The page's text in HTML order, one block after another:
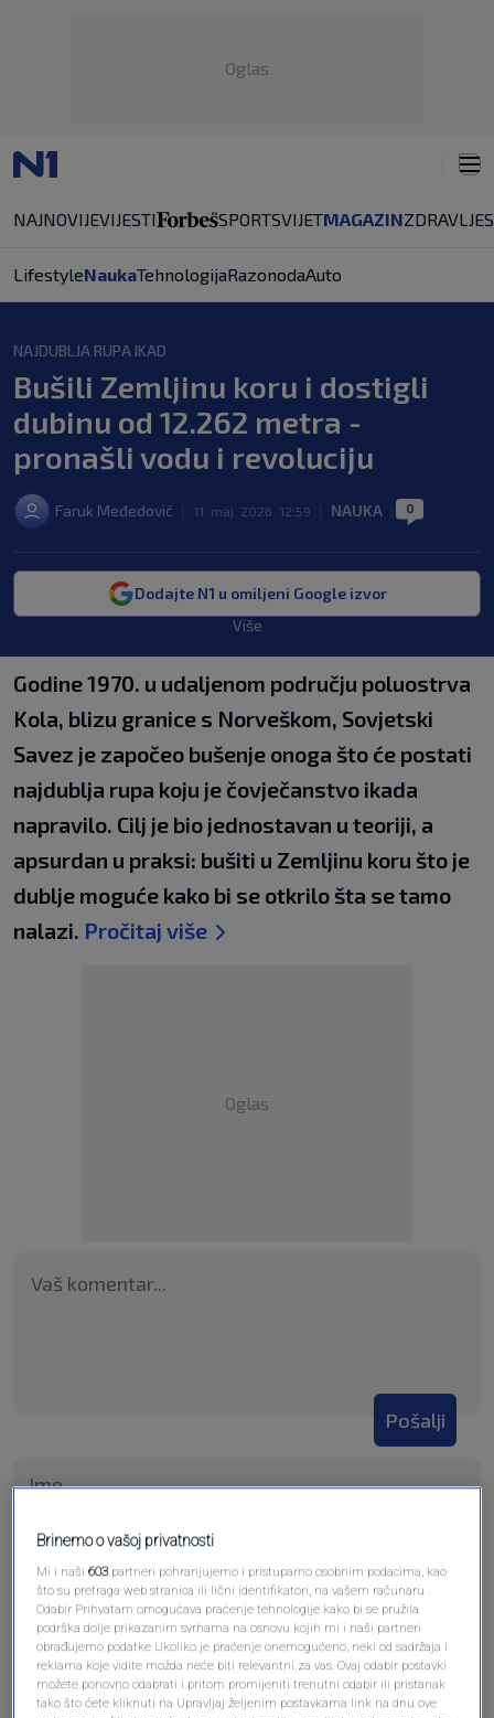
Oglas
NAJNOVIJEVIJESTI SPORTSVIJETMAGAZINZDRAVLJE
LifestyleNaukaTehnologijaRazonodaAuto
NAJDUBLJA RUPA IKAD
Bušili Zemljinu koru i dostigli
dubinu od 12.262 metra -
pronašli vodu i revoluciju
Faruk Međedović 11. maj. 2026. 12:59 NAUKA 0
Dodajte N1 u omiljeni Google izvor
Više
Godine 1970. u udaljenom području poluostrva
Kola, blizu granice s Norveškom, Sovjetski
Savez je započeo bušenje onoga što će postati
najdublja rupa koju je čovječanstvo ikada
napravilo. Cilj je bio jednostavan u teoriji, a
apsurdan u praksi: bušiti u Zemljinu koru što je
dublje moguće kako bi se otkrilo šta se tamo
nalazi. Pročitaj više
Oglas
Pošalji
Brinemo o vašoj privatnosti
Mi i naši603 partneri pohranjujemo i pristupamo osobnim podacima, kao
što su pretraga web stranica ili lični identifikatori, na vašem računaru .
Odabir Prihvatam omogućava praćenje tehnologije kako bi se pružila
podrška dolje prikazanim svrhama na osnovu kojih mi i naši partneri
obrađujemo podatke Ukoliko je praćenje onemogućeno, neki od sadržaja i
reklama koje vidite možda neće biti relevantni za vas. Ovaj odabir postavki
možete ponovno odabrati i pritom promijeniti trenutni odabir ili pristanak
tako što ćete kliknuti na Upravljaj željenim postavkama link na dnu ove